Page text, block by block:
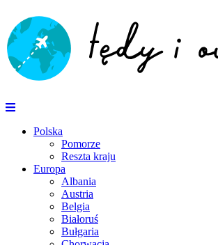
Polska
Pomorze
Reszta kraju
Europa
Albania
Austria
Belgia
Białoruś
Bułgaria